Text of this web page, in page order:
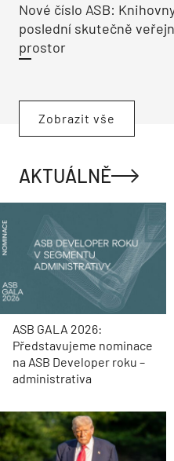
Nové číslo ASB:
poslední skutečně
prostor
Zobrazit vše
AKTUÁLNĚ
ASB GALA 2026:
Představujeme nominace
na ASB Developer roku –
administrativa